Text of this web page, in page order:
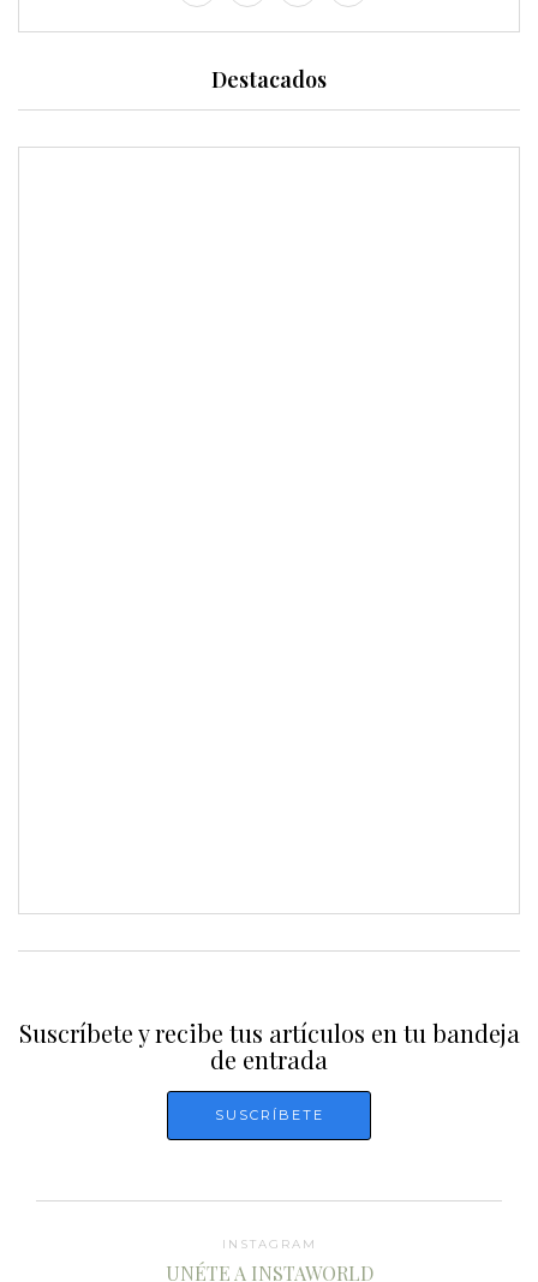
Destacados
Suscríbete y recibe tus artículos en tu bandeja
de entrada
INSTAGRAM
UNÉTE A INSTAWORLD